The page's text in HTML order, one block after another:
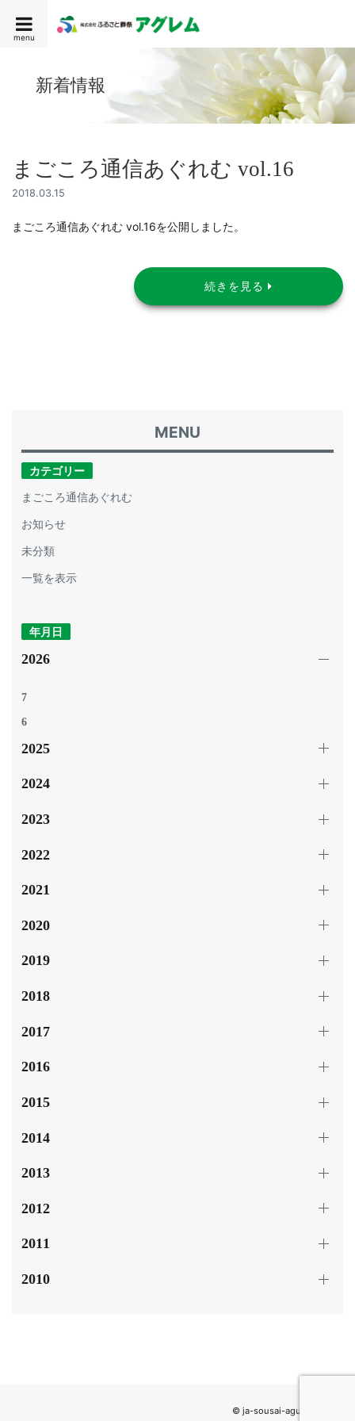
menu
新着情報
まごころ通信あぐれむ vol.16
2018.03.15
まごころ通信あぐれむ vol.16を公開しました。
続きを見る
カテゴリー
まごころ通信あぐれむ
お知らせ
未分類
一覧を表示
年月日
2026
7
6
2025
2024
2023
2022
2021
2020
2019
2018
2017
2016
2015
2014
2013
2012
2011
2010
© ja-sousai-agulemu.com